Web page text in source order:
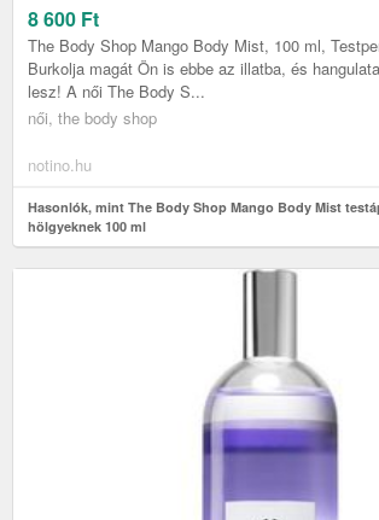
8 600 Ft
The Body Shop Mango Body Mist, 100 ml,
Burkolja magát Ön is ebbe az illatba, és
lesz! A női The Body S...
női, the body shop
notino.hu
Hasonlók, mint The Body Shop Mango Body Mist
hölgyeknek 100 ml